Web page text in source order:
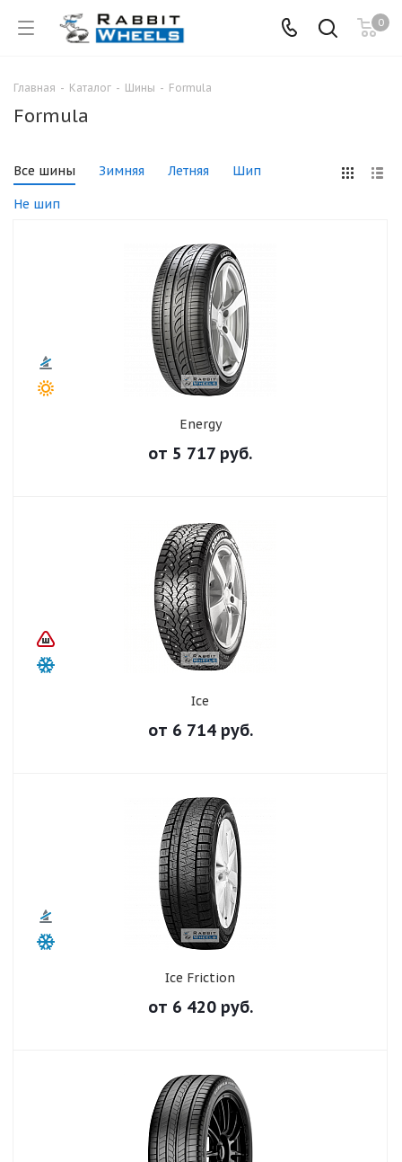
0
Главная - Каталог - Шины - Formula
Formula
Все шины Зимняя Летняя Шип
Не шип
Energy
от 5 717 руб.
Ice
от 6 714руб.
Ice Friction
от 6 420руб.